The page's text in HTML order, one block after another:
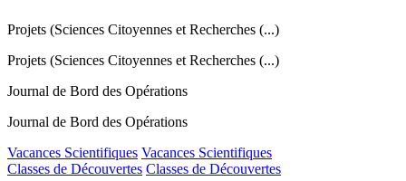
Projets (Sciences Citoyennes et Recherches (...)
Projets (Sciences Citoyennes et Recherches (...)
Journal de Bord des Opérations
Journal de Bord des Opérations
Vacances Scientifiques Vacances Scientifiques
Classes de Découvertes Classes de Découvertes